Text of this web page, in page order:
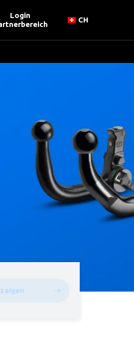
Login
CH